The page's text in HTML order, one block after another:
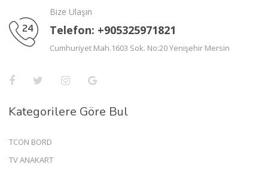
Bize Ulaşın
Telefon: +905325971821
Cumhuriyet Mah.1603 Sok. No:20 Yenişehir Mersin
Kategorilere Göre Bul
TCON BORD
TV ANAKART